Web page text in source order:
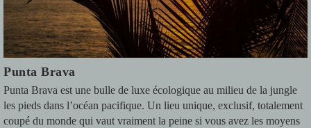
Punta Brava
Punta Brava est une bulle de luxe écologique au milieu de la jungle
les pieds dans l’océan pacifique. Un lieu unique, exclusif, totalement
coupé du monde qui vaut vraiment la peine si vous avez les moyens